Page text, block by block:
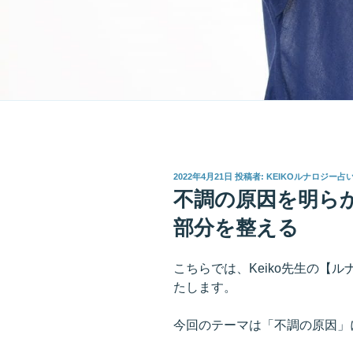
投
稿
日:
2022年4月21日 投稿者: KEIKOルナロジー占
不調の原因を明
部分を整える
こちらでは、Keiko先生の【ル
たします。
今回のテーマは「不調の原因